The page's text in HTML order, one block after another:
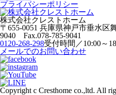
プライバシーポリシー
株式会社クレストホーム
〒655-0051 兵庫県神戸市垂水区
9040 Fax.078-785-9041
0120-268-298受付時間／10:00～
メールでのお問い合わせ
Copyright c Cresthome co.,ltd. All